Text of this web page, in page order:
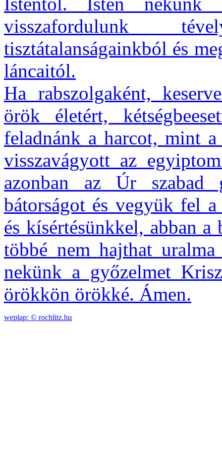
visszafordulunk
tisztátalanságainkból és
láncaitól.
Ha rabszolgaként,
örök életért,
feladnánk a harcot, mint
visszavágyott az
azonban az Úr szabad
bátorságot és vegyük fel
és kísértésünkkel, abban
többé nem hajthat
nekünk a győzelmet
örökkön örökké. Ámen.
weplap: © rochlitz.hu